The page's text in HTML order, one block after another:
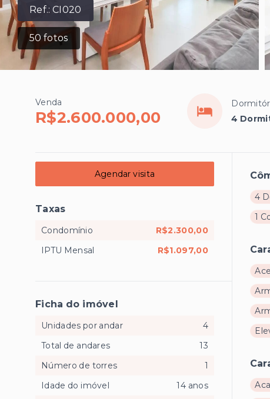
Ref.:CI020
50 fotos
Venda
R$2.600.000,00
4
4
1
Agendar visita
Taxas
Condomínio
R$2.300,00
IPTU Mensal
R$1.097,00
Ficha do imóvel
Unidades por andar
4
Total de andares
13
Número de torres
1
Idade do imóvel
14 anos